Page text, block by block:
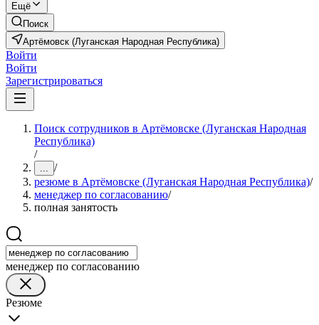
Ещё
Поиск
Артёмовск (Луганская Народная Республика)
Войти
Войти
Зарегистрироваться
Поиск сотрудников в Артёмовске (Луганская Народная
Республика)
/
... /
резюме в Артёмовске (Луганская Народная Республика)/
менеджер по согласованию/
полная занятость
менеджер по согласованию
Резюме